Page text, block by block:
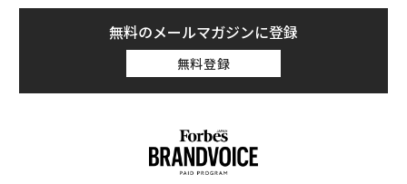
無料のメールマガジンに登録
無料登録